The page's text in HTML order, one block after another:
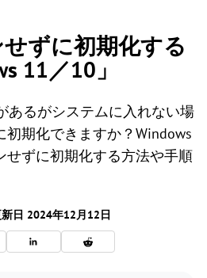
ずに初期化する
11／10」
あるがシステムに入れない場
期化できますか？Windows
せずに初期化する方法や手順
日 2024年12月12日